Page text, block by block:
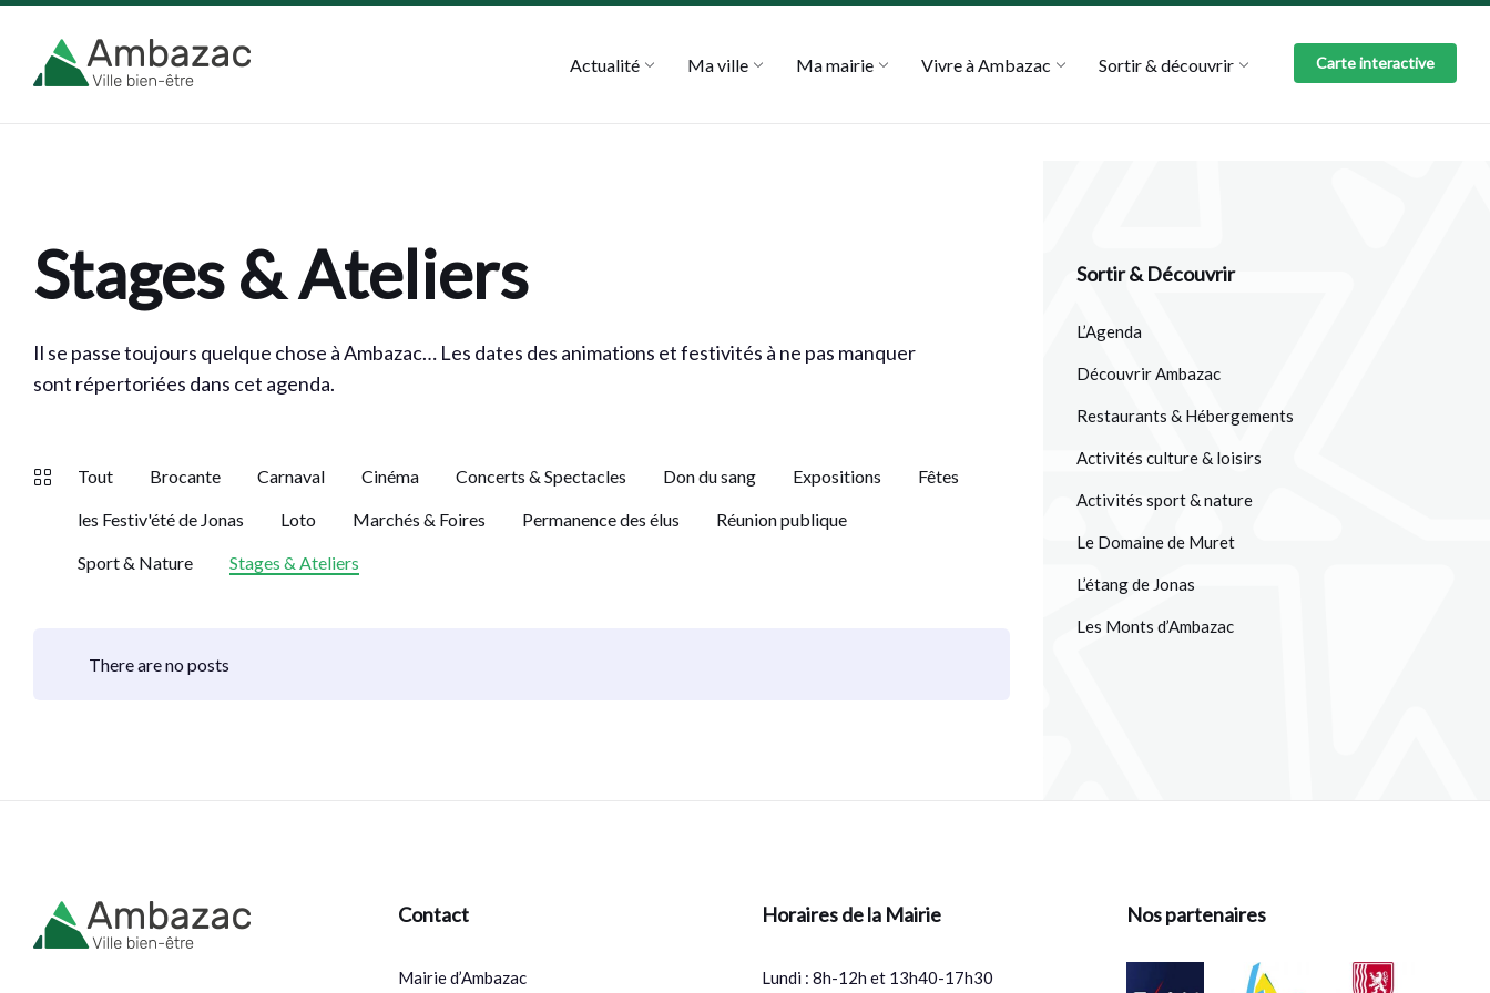
Skip
content
Skip
navigation
Skip
Actualité Ma ville Ma mairie Vivre à Ambazac Sortir & découvrir Carte interactive
Stages & Ateliers
Il se passe toujours quelque chose à Ambazac… Les dates des animations et festivités à ne pas manquer
sont répertoriées dans cet agenda.
Tout Brocante Carnaval Cinéma Concerts & Spectacles Don du sang Expositions Fêtes
les Festiv'été de Jonas Loto Marchés & Foires Permanence des élus Réunion publique
Sport & Nature Stages & Ateliers
There are no posts
Sortir & Découvrir
L’Agenda
Découvrir Ambazac
Restaurants & Hébergements
Activités culture & loisirs
Activités sport & nature
Le Domaine de Muret
L’étang de Jonas
Les Monts d’Ambazac
Contact
Mairie d’Ambazac
Horaires de la Mairie
Lundi : 8h-12h et 13h40-17h30
Nos partenaires